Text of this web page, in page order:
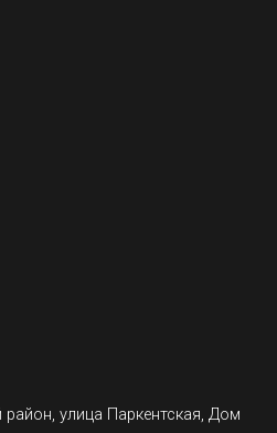
улица Паркентская, Дом